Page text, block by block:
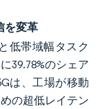
を変革
低帯域幅タスク
39.78%のシェア
は、工場が移動
の超低レイテン